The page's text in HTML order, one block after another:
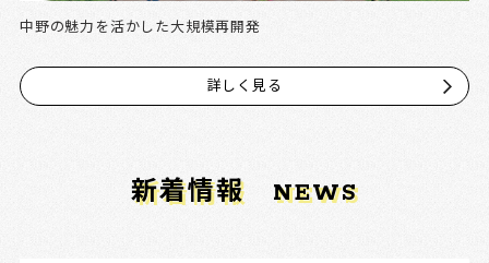
中野の魅力を活かした大規模再開発
詳しく見る
新着情報 NEWS